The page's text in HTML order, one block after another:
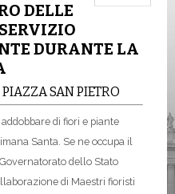
DELLE
DURANTE LA
SAN PIETRO
di fiori e piante
Santa. Se ne occupa il
dello Stato
di Maestri fioristi